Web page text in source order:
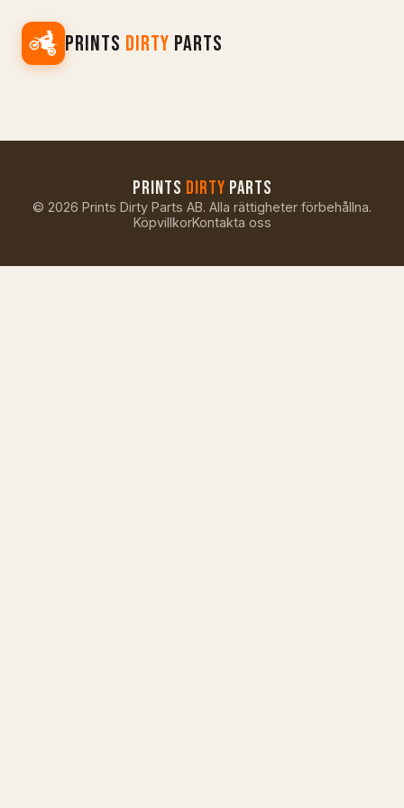
PRINTS DIRTY PARTS
PRINTS DIRTY PARTS
© 2026 Prints Dirty Parts AB. Alla rättigheter förbehållna.
KöpvillkorKontakta oss